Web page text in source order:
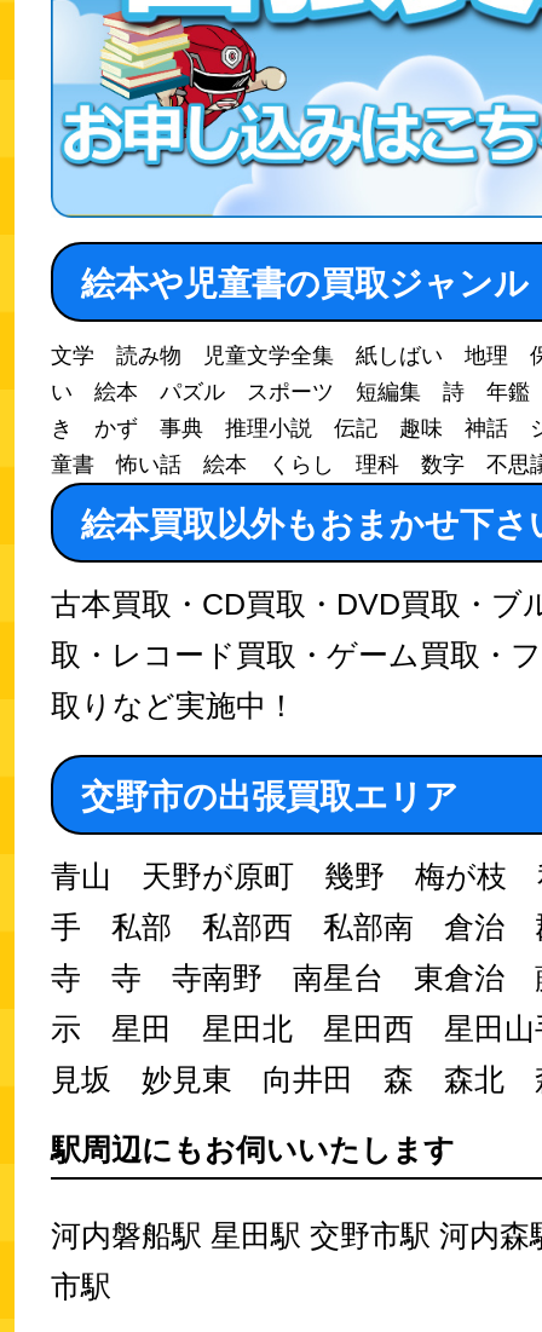
絵本や児童書の買取ジャンル
文学 読み物 児童文学全集 紙しばい 地理
い 絵本 パズル スポーツ 短編集 詩 年鑑
き かず 事典 推理小説 伝記 趣味 神話
童書 怖い話 絵本 くらし 理科 数字 不思
絵本買取以外もおまかせ下さ
古本買取・CD買取・DVD買取・ブ
取・レコード買取・ゲーム買取・
取りなど実施中！
交野市の出張買取エリア
青山 天野が原町 幾野 梅が枝
手 私部 私部西 私部南 倉治
寺 寺 寺南野 南星台 東倉治
示 星田 星田北 星田西 星田
見坂 妙見東 向井田 森 森北
駅周辺にもお伺いいたします
河内磐船駅 星田駅 交野市駅 河内森
市駅